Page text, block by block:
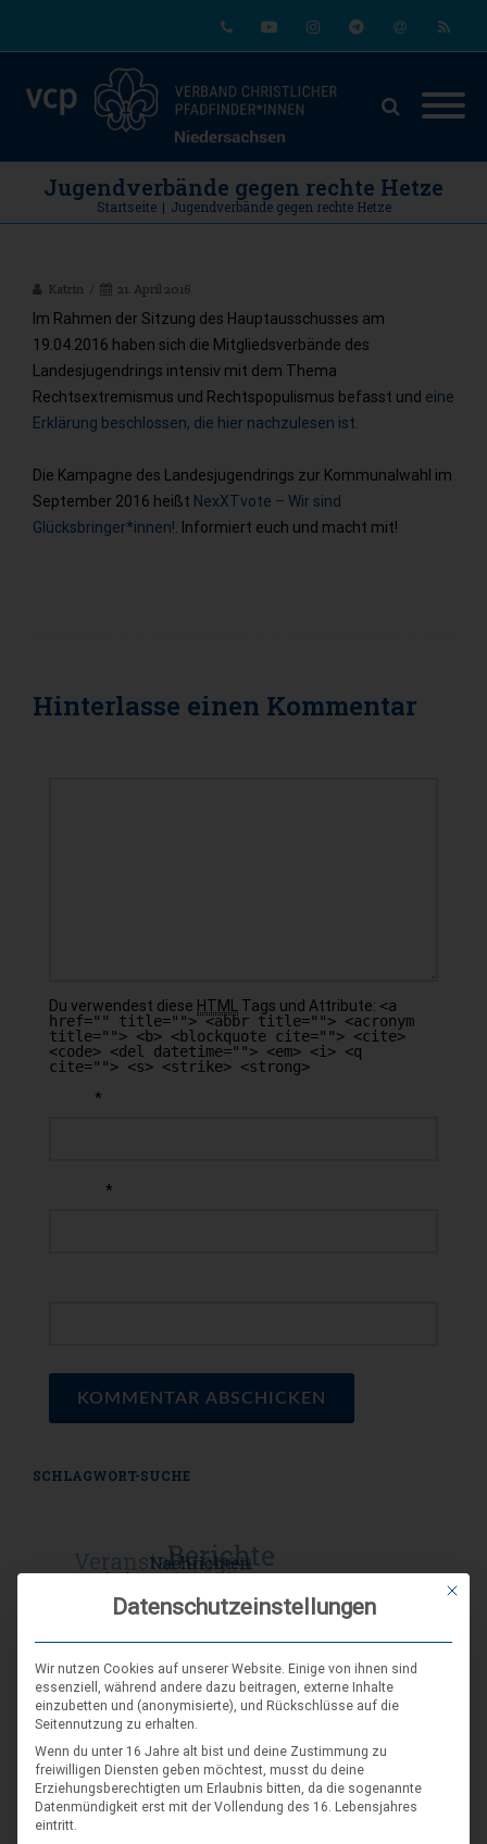
Jugendverbände gegen rechte Hetze
Startseite | Jugendverbände gegen rechte Hetze
Katrin 21. April 2016
Im Rahmen der Sitzung des Hauptausschusses am
19.04.2016 haben sich die Mitgliedsverbände des
Landesjugendrings intensiv mit dem Thema
Rechtsextremismus und Rechtspopulismus befasst und eine
Erklärung beschlossen, die hier nachzulesen ist.
Die Kampagne des Landesjugendrings zur Kommunalwahl im
September 2016 heißt NexXTvote – Wir sind
Glücksbringer*innen! . Informiert euch und macht mit!
Hinterlasse einen Kommentar
Du verwendest diese HTML Tags und Attribute: <a
href="" title=""> <abbr title=""> <acronym
title=""> <b> <blockquote cite=""> <cite>
<code> <del datetime=""> <em> <i> <q
cite=""> <s> <strike> <strong>
*
*
SCHLAGWORT-SUCHE
Mit
Datenschutzeinstellungen
Wir nutzen Cookies auf unserer Website. Einige von ihnen sind
essenziell, während andere dazu beitragen, externe Inhalte
einzubetten und (anonymisierte), und Rückschlüsse auf die
Seitennutzung zu erhalten.
Wenn du unter 16 Jahre alt bist und deine Zustimmung zu
freiwilligen Diensten geben möchtest, musst du deine
Erziehungsberechtigten um Erlaubnis bitten, da die sogenannte
Datenmündigkeit erst mit der Vollendung des 16. Lebensjahres
eintritt.